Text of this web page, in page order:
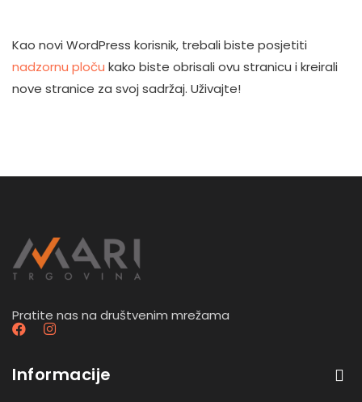
Kao novi WordPress korisnik, trebali biste posjetiti
nadzornu ploču kako biste obrisali ovu stranicu i kreirali
nove stranice za svoj sadržaj. Uživajte!
Pratite nas na društvenim mrežama
Informacije